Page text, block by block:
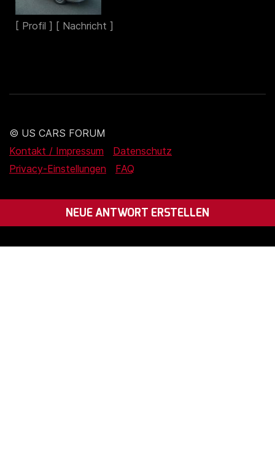
NEUE ANTWORT ERSTELLEN
© US CARS FORUM
Kontakt / Impressum
Datenschutz
Privacy-Einstellungen
FAQ